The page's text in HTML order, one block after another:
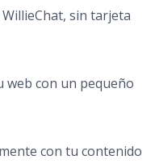
sin tarjeta
web con un pequeño
con tu contenido